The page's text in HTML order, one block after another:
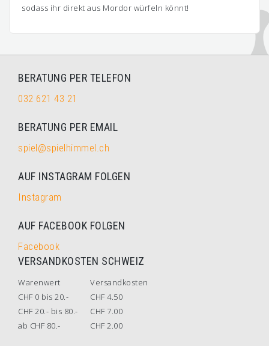
sodass ihr direkt aus Mordor würfeln könnt!
BERATUNG PER TELEFON
032 621 43 21
BERATUNG PER EMAIL
spiel@spielhimmel.ch
AUF INSTAGRAM FOLGEN
Instagram
AUF FACEBOOK FOLGEN
Facebook
VERSANDKOSTEN SCHWEIZ
Warenwert
Versandkosten
CHF 0 bis 20.-
CHF 4.50
CHF 20.- bis 80.-
CHF 7.00
ab CHF 80.-
CHF 2.00